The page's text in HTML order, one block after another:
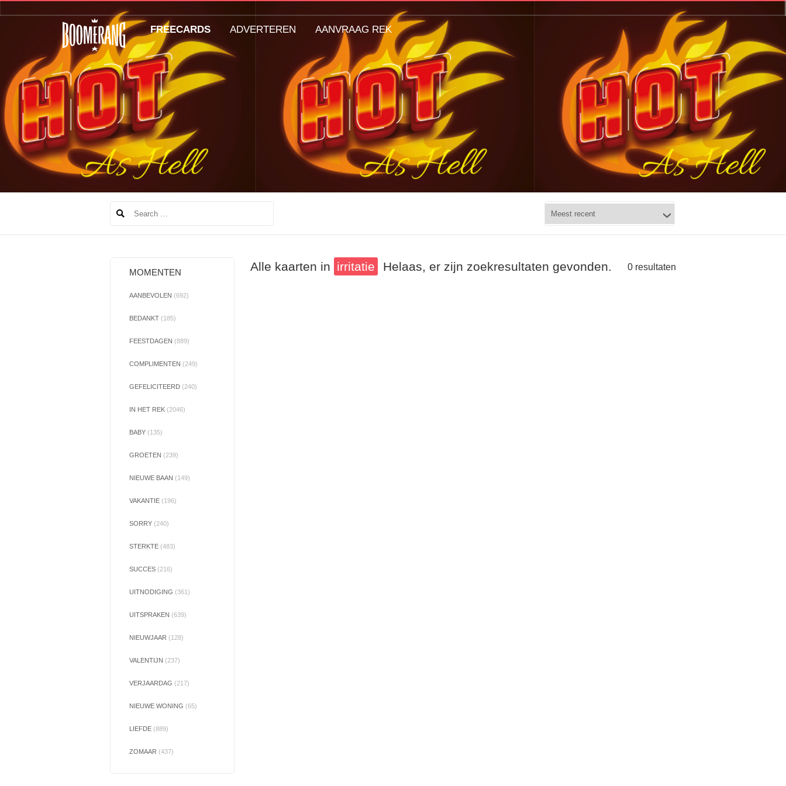
MOMENTEN
AANBEVOLEN (692)
BEDANKT (185)
FEESTDAGEN (889)
COMPLIMENTEN (249)
GEFELICITEERD (240)
IN HET REK (2046)
BABY (135)
GROETEN (239)
NIEUWE BAAN (149)
VAKANTIE (196)
SORRY (240)
STERKTE (483)
SUCCES (216)
UITNODIGING (361)
UITSPRAKEN (639)
NIEUWJAAR (128)
VALENTIJN (237)
VERJAARDAG (217)
NIEUWE WONING (65)
LIEFDE (889)
ZOMAAR (437)
Alle kaarten in irritatie 0 resultaten
Helaas, er zijn zoekresultaten gevonden.
FREECARDS ADVERTEREN AANVRAAG REK